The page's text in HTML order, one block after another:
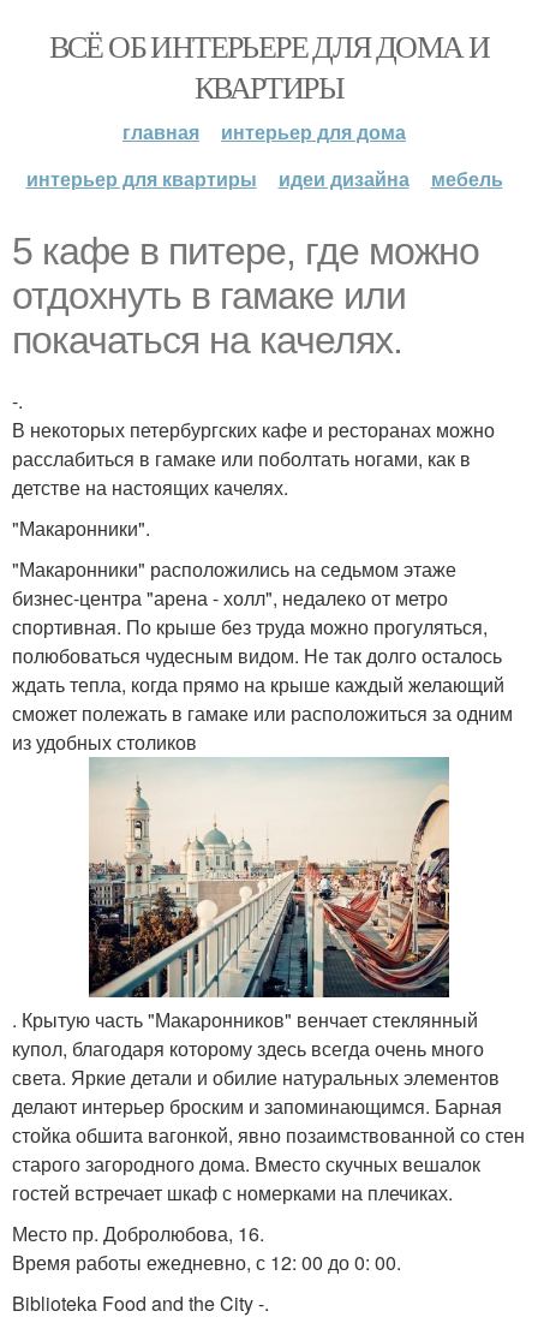
ВСЁ ОБ ИНТЕРЬЕРЕ ДЛЯ ДОМА И
КВАРТИРЫ
главная
интерьер для дома
интерьер для квартиры
идеи дизайна мебель
5 кафе в питере, где можно
отдохнуть в гамаке или
покачаться на качелях.
-.
В некоторых петербургских кафе и ресторанах можно
расслабиться в гамаке или поболтать ногами, как в
детстве на настоящих качелях.
"Макаронники".
"Макаронники" расположились на седьмом этаже
бизнес-центра "арена - холл", недалеко от метро
спортивная. По крыше без труда можно прогуляться,
полюбоваться чудесным видом. Не так долго осталось
ждать тепла, когда прямо на крыше каждый желающий
сможет полежать в гамаке или расположиться за одним
из удобных столиков
. Крытую часть "Макаронников" венчает стеклянный
купол, благодаря которому здесь всегда очень много
света. Яркие детали и обилие натуральных элементов
делают интерьер броским и запоминающимся. Барная
стойка обшита вагонкой, явно позаимствованной со стен
старого загородного дома. Вместо скучных вешалок
гостей встречает шкаф с номерками на плечиках.
Место пр. Добролюбова, 16.
Время работы ежедневно, с 12: 00 до 0: 00.
Biblioteka Food and the City -.